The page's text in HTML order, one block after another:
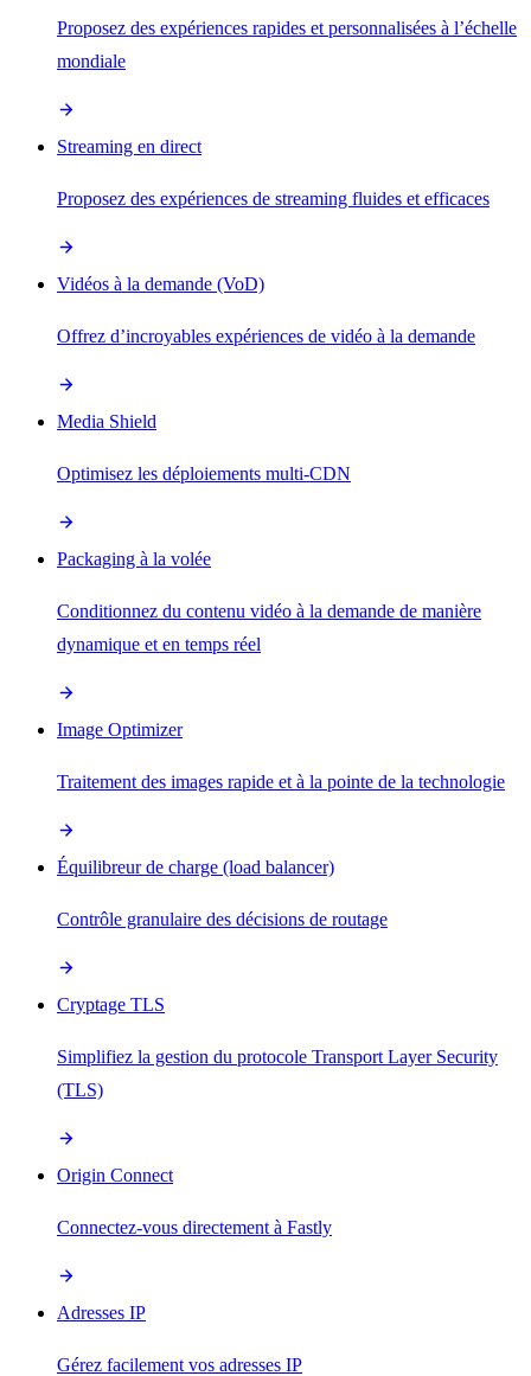
Proposez des expériences rapides et personnalisées à l’échelle
mondiale
Streaming en direct
Proposez des expériences de streaming fluides et efficaces
Vidéos à la demande (VoD)
Offrez d’incroyables expériences de vidéo à la demande
Media Shield
Optimisez les déploiements multi-CDN
Packaging à la volée
Conditionnez du contenu vidéo à la demande de manière
dynamique et en temps réel
Image Optimizer
Traitement des images rapide et à la pointe de la technologie
Équilibreur de charge (load balancer)
Contrôle granulaire des décisions de routage
Cryptage TLS
Simplifiez la gestion du protocole Transport Layer Security
(TLS)
Origin Connect
Connectez-vous directement à Fastly
Adresses IP
Gérez facilement vos adresses IP